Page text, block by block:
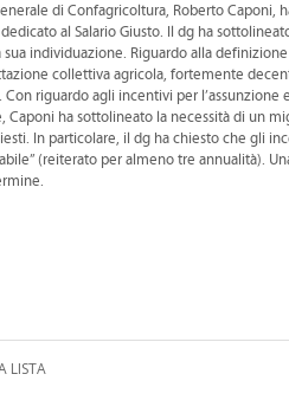
di Confagricoltura, Roberto Caponi,
al Salario Giusto. Il dg ha
sua individuazione. Riguardo alla
collettiva agricola, fortemente
Con riguardo agli incentivi per
Caponi ha sottolineato la necessità di un
In particolare, il dg ha chiesto che gli
(reiterato per almeno tre annualità).
LISTA